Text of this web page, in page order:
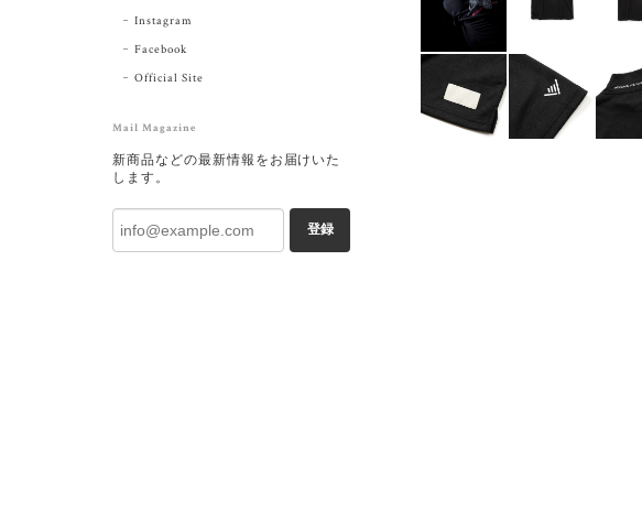
Instagram
Facebook
Official Site
Mail Magazine
新商品などの最新情報をお届けいた
します。
登録